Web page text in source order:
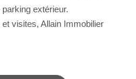
extérieur.
visites, Allain Immobilier